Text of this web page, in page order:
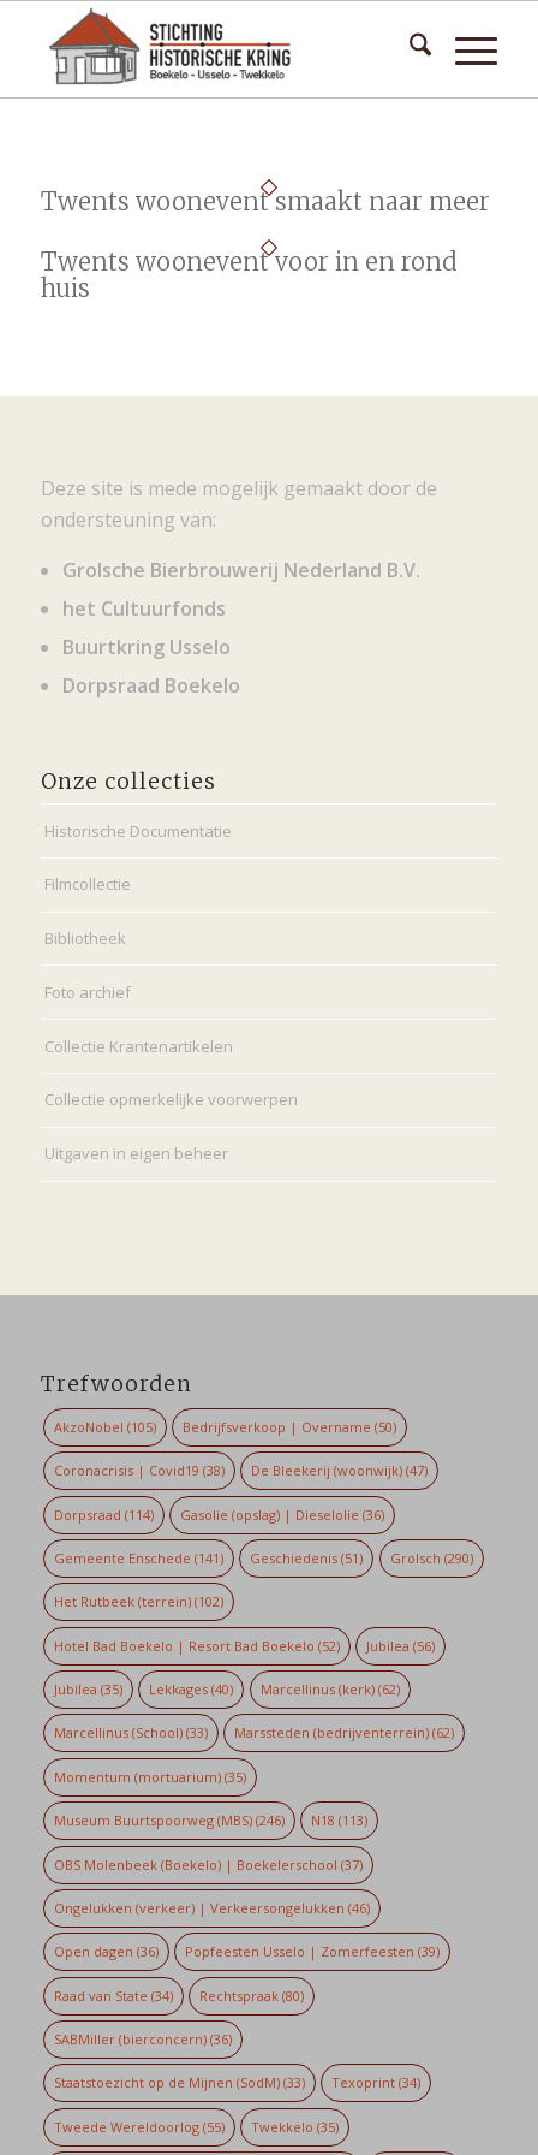
Twents woonevent smaakt naar meer
Twents woonevent voor in en rond
huis
Deze site is mede mogelijk gemaakt door de
ondersteuning van:
Grolsche Bierbrouwerij Nederland B.V.
het Cultuurfonds
Buurtkring Usselo
Dorpsraad Boekelo
Onze collecties
Historische Documentatie
Filmcollectie
Bibliotheek
Foto archief
Collectie Krantenartikelen
Collectie opmerkelijke voorwerpen
Uitgaven in eigen beheer
Trefwoorden
AkzoNobel (105) Bedrijfsverkoop | Overname (50)
Coronacrisis | Covid19 (38) De Bleekerij (woonwijk) (47)
Dorpsraad (114) Gasolie (opslag) | Dieselolie (36)
Gemeente Enschede (141) Geschiedenis (51) Grolsch (290)
Het Rutbeek (terrein)(102)
Hotel Bad Boekelo | Resort Bad Boekelo (52) Jubilea (56)
Jubilea (35) Lekkages (40) Marcellinus (kerk)(62)
Marcellinus (School)(33) Marssteden (bedrijventerrein) (62)
Momentum (mortuarium)(35)
Museum Buurtspoorweg (MBS)(246) N18 (113)
OBS Molenbeek (Boekelo) | Boekelerschool (37)
Ongelukken (verkeer) | Verkeersongelukken (46)
Open dagen (36) Popfeesten Usselo | Zomerfeesten (39)
Raad van State (34) Rechtspraak (80)
SABMiller (bierconcern)(36)
Staatstoezicht op de Mijnen (SodM)(33) Texoprint (34)
Tweede Wereldoorlog(55) Twekkelo (35)